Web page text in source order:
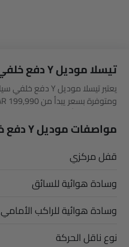
تيسلا موديل Y دفع خلفي 2026 سيارة
Plus.
مواصفات موديل Y دفع خلفي
قفل مركزي
وسادة هوائية للسائق
وسادة هوائية للراكب الأمامي
نوع ناقل الحركة